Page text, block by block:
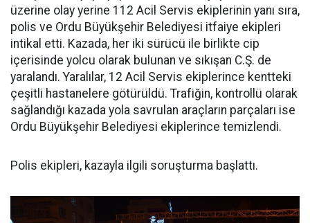
üzerine olay yerine 112 Acil Servis ekiplerinin yanı sıra,
polis ve Ordu Büyükşehir Belediyesi itfaiye ekipleri
intikal etti. Kazada, her iki sürücü ile birlikte cip
içerisinde yolcu olarak bulunan ve sıkışan C.Ş. de
yaralandı. Yaralılar, 12 Acil Servis ekiplerince kentteki
çeşitli hastanelere götürüldü. Trafiğin, kontrollü olarak
sağlandığı kazada yola savrulan araçların parçaları ise
Ordu Büyükşehir Belediyesi ekiplerince temizlendi.
Polis ekipleri, kazayla ilgili soruşturma başlattı.